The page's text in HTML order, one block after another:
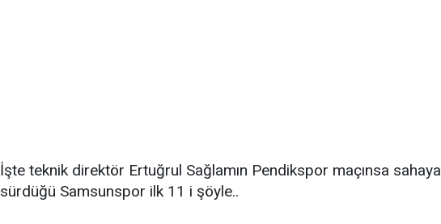
İşte teknik direktör Ertuğrul Sağlamın Pendikspor maçınsa sahaya
sürdüğü Samsunspor ilk 11 i şöyle..